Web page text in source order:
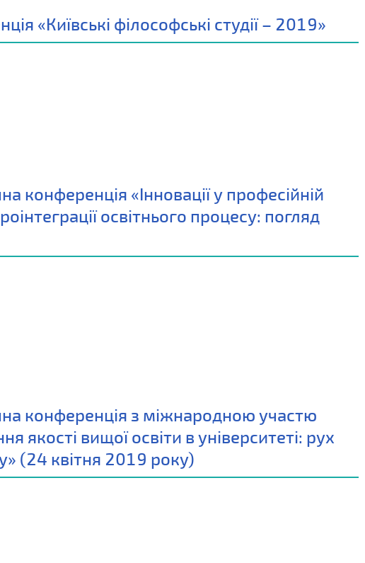
«Київські філософські студії – 2019»
конференція «Інновації у професійній
освітнього процесу: погляд
конференція з міжнародною участю
якості вищої освіти в університеті: рух
(24 квітня 2019 року)